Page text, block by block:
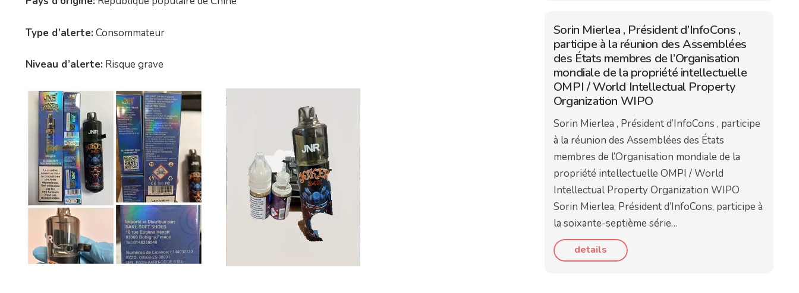
Type d’alerte: Consommateur
Niveau d’alerte: Risque grave
Sorin Mierlea , Président d’InfoCons ,
participe à la réunion des Assemblées
des États membres de l’Organisation
mondiale de la propriété intellectuelle
OMPI / World Intellectual Property
Organization WIPO
Sorin Mierlea , Président d’InfoCons , participe
à la réunion des Assemblées des États
membres de l’Organisation mondiale de la
propriété intellectuelle OMPI / World
Intellectual Property Organization WIPO
Sorin Mierlea, Président d’InfoCons, participe à
la soixante-septième série…
details